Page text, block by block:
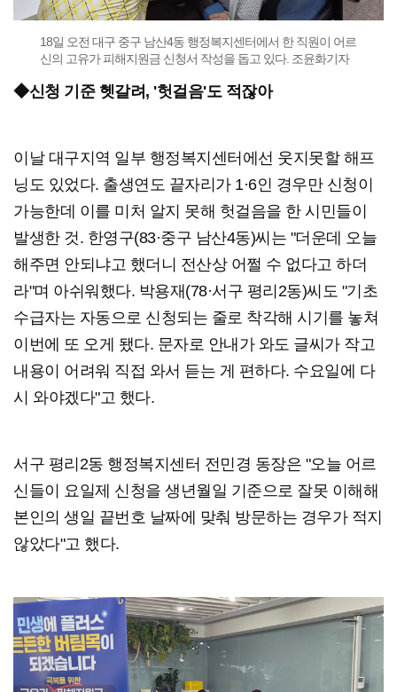
18일 오전 대구 중구 남산4동 행정복지센터에서 한 직원이 어르
신의 고유가 피해지원금 신청서 작성을 돕고 있다. 조윤화기자
◆신청 기준 헷갈려, '헛걸음'도 적잖아
이날 대구지역 일부 행정복지센터에선 웃지못할 해프
닝도 있었다. 출생연도 끝자리가 1·6인 경우만 신청이
가능한데 이를 미처 알지 못해 헛걸음을 한 시민들이
발생한 것. 한영구(83·중구 남산4동)씨는 "더운데 오늘
해주면 안되냐고 했더니 전산상 어쩔 수 없다고 하더
라"며 아쉬워했다. 박용재(78·서구 평리2동)씨도 "기초
수급자는 자동으로 신청되는 줄로 착각해 시기를 놓쳐
이번에 또 오게 됐다. 문자로 안내가 와도 글씨가 작고
내용이 어려워 직접 와서 듣는 게 편하다. 수요일에 다
시 와야겠다"고 했다.
서구 평리2동 행정복지센터 전민경 동장은 "오늘 어르
신들이 요일제 신청을 생년월일 기준으로 잘못 이해해
본인의 생일 끝번호 날짜에 맞춰 방문하는 경우가 적지
않았다"고 했다.